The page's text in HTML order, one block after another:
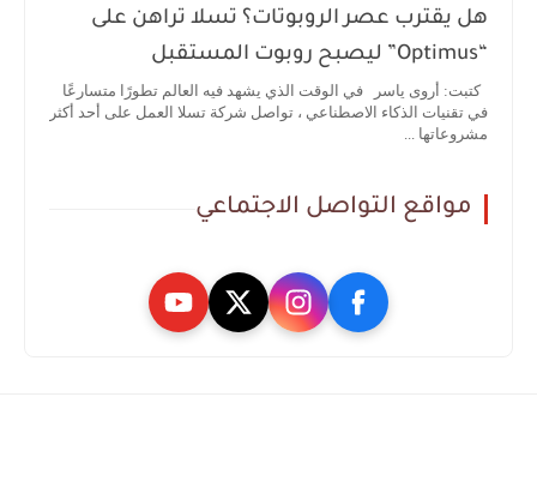
هل يقترب عصر الروبوتات؟ تسلا تراهن على
“Optimus” ليصبح روبوت المستقبل
كتبت: أروى ياسر في الوقت الذي يشهد فيه العالم تطورًا متسارعًا
في تقنيات الذكاء الاصطناعي ، تواصل شركة تسلا العمل على أحد أكثر
مشروعاتها ...
مواقع التواصل الاجتماعي